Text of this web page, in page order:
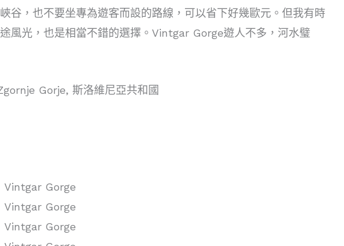
谷，也不要坐專為遊客而設的路線，可以省下好幾歐元。但我有時
風光，也是相當不錯的選擇。Vintgar Gorge遊人不多，河水璧
Gorje, 斯洛維尼亞共和國